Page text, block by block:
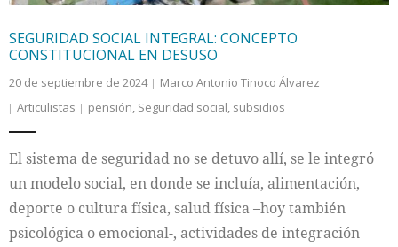
SEGURIDAD SOCIAL INTEGRAL: CONCEPTO
CONSTITUCIONAL EN DESUSO
20 de septiembre de 2024
Marco Antonio Tinoco Álvarez
Articulistas
pensión, Seguridad social, subsidios
El sistema de seguridad no se detuvo allí, se le integró
un modelo social, en donde se incluía, alimentación,
deporte o cultura física, salud física –hoy también
psicológica o emocional-, actividades de integración